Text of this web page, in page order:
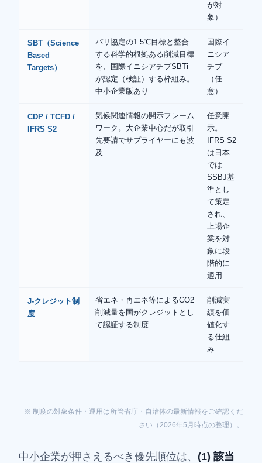
が対
象）
SBT（Science
Based
Targets）
パリ協定の1.5℃目標と整合
する科学的根拠ある削減目標
を、国際イニシアチブSBTi
が認定（検証）する枠組み。
中小企業版あり
国際イ
ニシア
チブ
（任
意）
CDP / TCFD /
IFRS S2
気候関連情報の開示フレーム
ワーク。大企業中心だが取引
先要請でサプライヤーにも波
及
任意開
示。
IFRS S2
は日本
では
SSBJ基
準とし
て策定
され、
上場企
業を対
象に段
階的に
適用
J-クレジット制
度
省エネ・再エネ等によるCO2
削減量を国がクレジットとし
て認証する制度
削減実
績を価
値化す
る仕組
み
※ 制度の対象条件・運用は所管省庁・自治体の最新情報をご確認くだ
さい（2026年5月時点の整理）。
中小企業が押さえるべき優先順位は、 (1) 該当